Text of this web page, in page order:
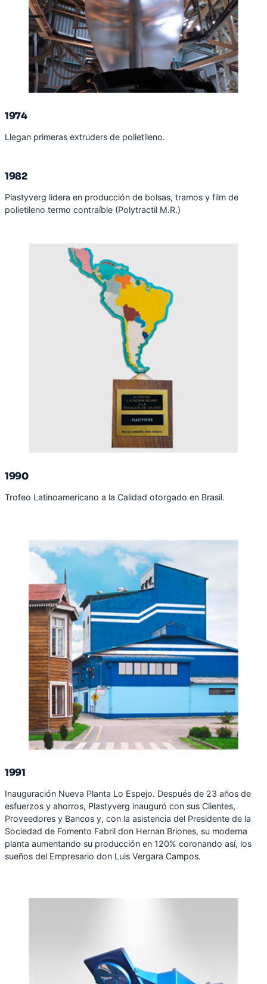
1974
Llegan primeras extruders de polietileno.
1982
Plastyverg lidera en producción de bolsas, tramos y film de
polietileno termo contraíble (Polytractil M.R.)
1990
Trofeo Latinoamericano a la Calidad otorgado en Brasil.
1991
Inauguración Nueva Planta Lo Espejo. Después de 23 años de
esfuerzos y ahorros, Plastyverg inauguró con sus Clientes,
Proveedores y Bancos y, con la asistencia del Presidente de la
Sociedad de Fomento Fabril don Hernan Briones, su moderna
planta aumentando su producción en 120% coronando así, los
sueños del Empresario don Luis Vergara Campos.